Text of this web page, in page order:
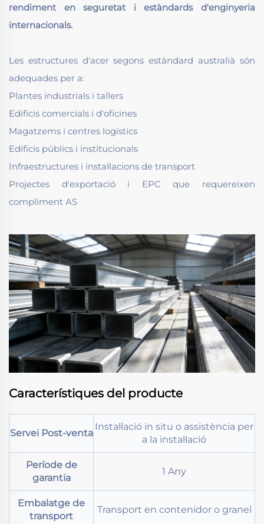
rendiment en seguretat i estàndards d'enginyeria
internacionals.
Les estructures d'acer segons estàndard australià són
adequades per a:
Plantes industrials i tallers
Edificis comercials i d'oficines
Magatzems i centres logístics
Edificis públics i institucionals
Infraestructures i instal·lacions de transport
Projectes d'exportació i EPC que requereixen
compliment AS
Característiques del producte
Servei Post-venta
Instal·lació in situ o assistència per
a la instal·lació
Període de
garantia
1 Any
Embalatge de
transport
Transport en contenidor o granel